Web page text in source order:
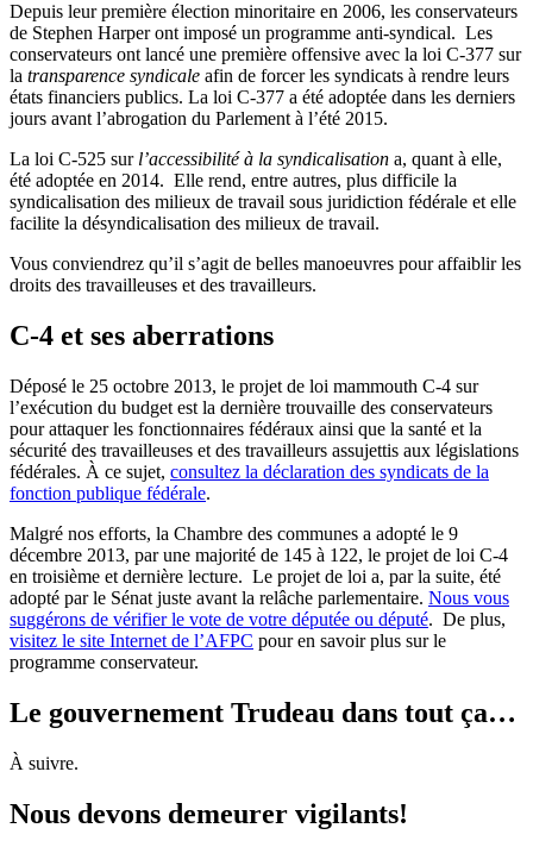
Depuis leur première élection minoritaire en 2006, les conservateurs
de Stephen Harper ont imposé un programme anti-syndical. Les
conservateurs ont lancé une première offensive avec la loi C-377 sur
la transparence syndicale afin de forcer les syndicats à rendre leurs
états financiers publics. La loi C-377 a été adoptée dans les derniers
jours avant l’abrogation du Parlement à l’été 2015.
La loi C-525 sur l’accessibilité à la syndicalisation a, quant à elle,
été adoptée en 2014. Elle rend, entre autres, plus difficile la
syndicalisation des milieux de travail sous juridiction fédérale et elle
facilite la désyndicalisation des milieux de travail.
Vous conviendrez qu’il s’agit de belles manoeuvres pour affaiblir les
droits des travailleuses et des travailleurs.
C-4 et ses aberrations
Déposé le 25 octobre 2013, le projet de loi mammouth C-4 sur
l’exécution du budget est la dernière trouvaille des conservateurs
pour attaquer les fonctionnaires fédéraux ainsi que la santé et la
sécurité des travailleuses et des travailleurs assujettis aux législations
fédérales. À ce sujet, consultez la déclaration des syndicats de la
fonction publique fédérale.
Malgré nos efforts, la Chambre des communes a adopté le 9
décembre 2013, par une majorité de 145 à 122, le projet de loi C-4
en troisième et dernière lecture. Le projet de loi a, par la suite, été
adopté par le Sénat juste avant la relâche parlementaire. Nous vous
suggérons de vérifier le vote de votre députée ou député. De plus,
visitez le site Internet de l’AFPC pour en savoir plus sur le
programme conservateur.
Le gouvernement Trudeau dans tout ça…
À suivre.
Nous devons demeurer vigilants!